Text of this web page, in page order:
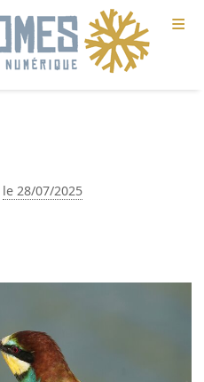
≡
le 28/07/2025